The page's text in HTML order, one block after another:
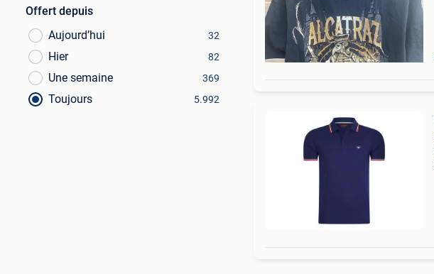
Offert depuis
Aujourd’hui
32
Hier 82
Une semaine 369
Toujours 5.992